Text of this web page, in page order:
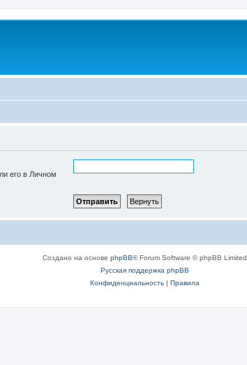
его в Личном
Создано на основе phpBB® Forum Software © phpBB Limited
Русская поддержка phpBB
Конфиденциальность| Правила